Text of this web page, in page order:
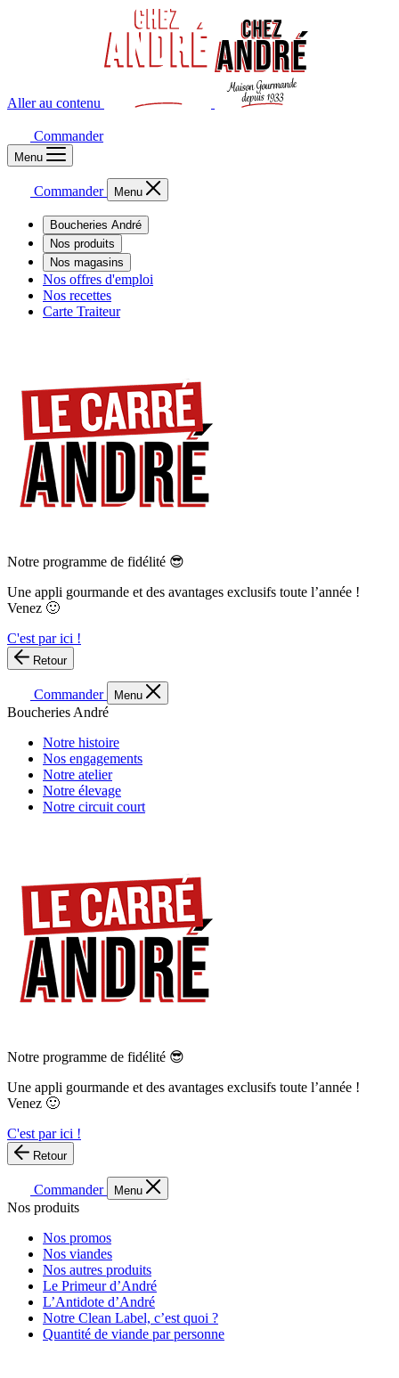
Aller au contenu
Commander
Menu
Commander Menu
Boucheries André
Nos produits
Nos magasins
Nos offres d'emploi
Nos recettes
Carte Traiteur
Notre programme de fidélité 😎
Une appli gourmande et des avantages exclusifs toute l’année !
Venez 🙂
C'est par ici !
Retour
Commander Menu
Boucheries André
Notre histoire
Nos engagements
Notre atelier
Notre élevage
Notre circuit court
Notre programme de fidélité 😎
Une appli gourmande et des avantages exclusifs toute l’année !
Venez 🙂
C'est par ici !
Retour
Commander Menu
Nos produits
Nos promos
Nos viandes
Nos autres produits
Le Primeur d’André
L’Antidote d’André
Notre Clean Label, c’est quoi ?
Quantité de viande par personne